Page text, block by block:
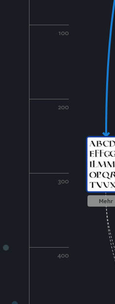
100
200
300
400
Mehr